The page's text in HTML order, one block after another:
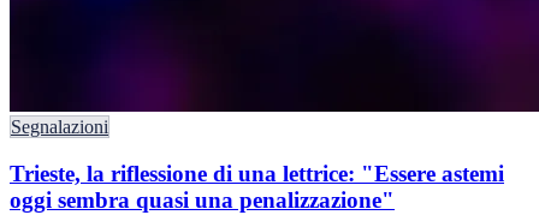
Segnalazioni
Trieste, la riflessione di una lettrice: "Essere astemi
oggi sembra quasi una penalizzazione"